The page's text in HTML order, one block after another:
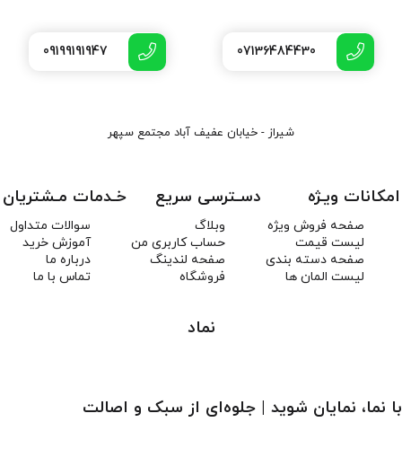
07136484430
09199191947
شیراز - خیابان عفیف آباد مجتمع سپهر
امکانات ویـژه
صفحه فروش ویژه
لیست قیمت
صفحه دسته بندی
لیست المان ها
دسـترسی سریع
وبلاگ
حساب کاربری من
صفحه لندینگ
فروشگاه
خـدمات مـشتریان
سوالات متداول
آموزش خرید
درباره ما
تماس با ما
نماد
با نما، نمایان شوید | جلوه‌ای از سبک و اصالت